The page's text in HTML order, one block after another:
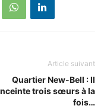
Article suivant
Quartier New-Bell : Il
trois sœurs à la
fois…